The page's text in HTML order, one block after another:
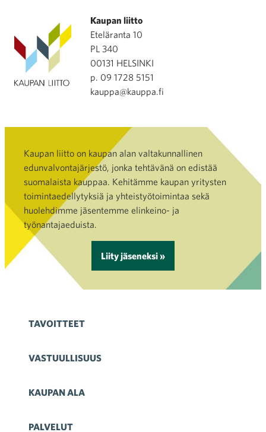
Kaupan liitto
Eteläranta 10
PL 340
00131 HELSINKI
p. 09 1728 5151
kauppa@kauppa.fi
Kaupan liitto on kaupan alan valtakunnallinen
edunvalvontajärjestö, jonka tehtävänä on edistää
suomalaista kauppaa. Kehitämme kaupan yritysten
toimintaedellytyksiä ja yhteistyötoimintaa sekä
huolehdimme jäsentemme elinkeino- ja
työnantajaeduista.
Liity jäseneksi »
TAVOITTEET
VASTUULLISUUS
KAUPAN ALA
PALVELUT